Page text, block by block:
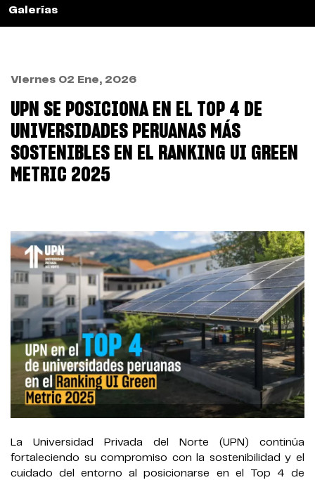
Galerías
Viernes 02 Ene, 2026
UPN SE POSICIONA EN EL TOP 4 DE
UNIVERSIDADES PERUANAS MÁS
SOSTENIBLES EN EL RANKING UI GREEN
METRIC 2025
La Universidad Privada del Norte (UPN) continúa
fortaleciendo su compromiso con la sostenibilidad y el
cuidado del entorno al posicionarse en el Top 4 de